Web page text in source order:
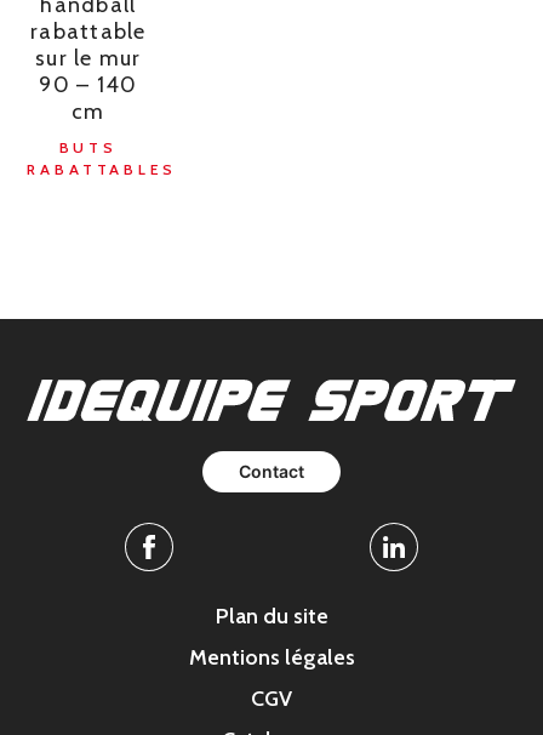
rabattable
sur le mur
90 – 140
cm
BUTS
RABATTABLES
Contact
Facebook Linkedin
Plan du site
Mentions légales
CGV